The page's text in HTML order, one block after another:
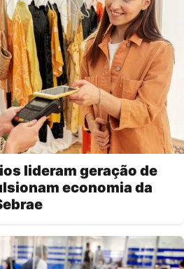
lideram geração de
economia da